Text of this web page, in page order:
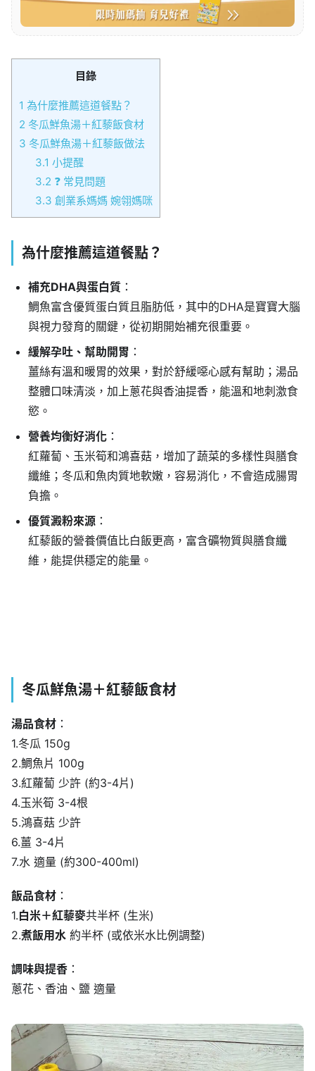
目錄
1 為什麼推薦這道餐點？
2 冬瓜鮮魚湯＋紅藜飯食材
3 冬瓜鮮魚湯＋紅藜飯做法
3.1 小提醒
3.2 ❓ 常見問題
3.3 創業系媽媽 婉翎媽咪
為什麼推薦這道餐點？
補充DHA與蛋白質 ：
鯛魚富含優質蛋白質且脂肪低，其中的DHA是寶寶大腦
與視力發育的關鍵，從初期開始補充很重要。
緩解孕吐、幫助開胃 ：
薑絲有溫和暖胃的效果，對於舒緩噁心感有幫助；湯品
整體口味清淡，加上蔥花與香油提香，能溫和地刺激食
慾。
營養均衡好消化 ：
紅蘿蔔、玉米筍和鴻喜菇，增加了蔬菜的多樣性與膳食
纖維；冬瓜和魚肉質地軟嫩，容易消化，不會造成腸胃
負擔。
優質澱粉來源 ：
紅藜飯的營養價值比白飯更高，富含礦物質與膳食纖
維，能提供穩定的能量。
冬瓜鮮魚湯＋紅藜飯食材
湯品食材 ：
1.冬瓜 150g
2.鯛魚片 100g
3.紅蘿蔔 少許 (約3-4片)
4.玉米筍 3-4根
5.鴻喜菇 少許
6.薑 3-4片
7.水 適量 (約300-400ml)
飯品食材 ：
1.白米＋紅藜麥共半杯 (生米)
2.煮飯用水 約半杯 (或依米水比例調整)
調味與提香 ：
蔥花、香油、鹽 適量